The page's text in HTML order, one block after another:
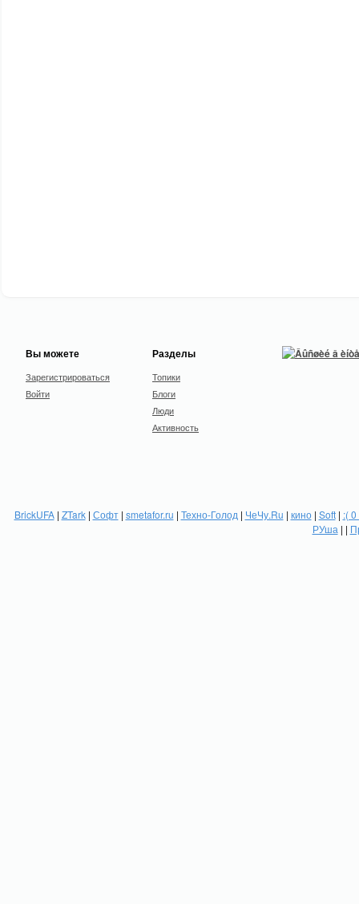
Вы можете
Зарегистрироваться
Войти
Разделы
Топики
Блоги
Люди
Активность
BrickUFA| ZTark| Софт| smetafor.ru | Техно-Голод | ЧеЧу.Ru | кино| Soft| :(
РУша | |